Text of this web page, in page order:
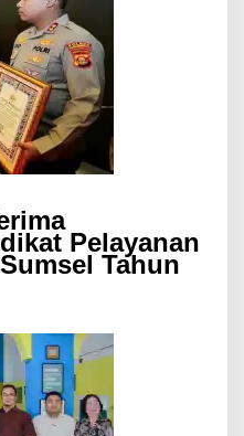
Pelayanan
Tahun